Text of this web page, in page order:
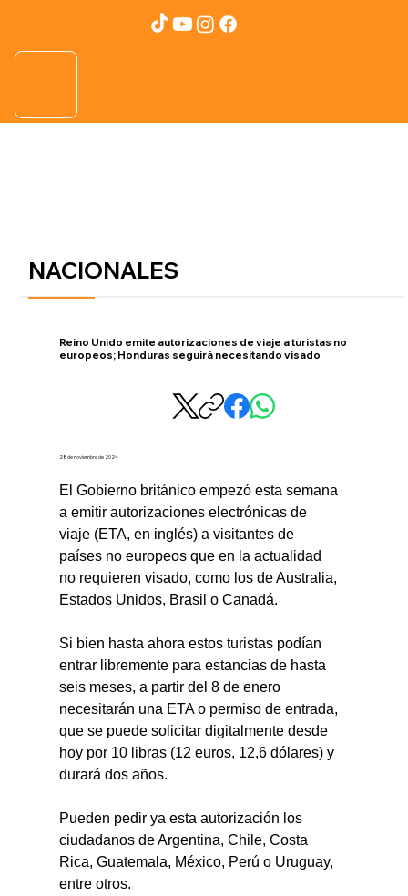
NACIONALES
Reino Unido emite autorizaciones de viaje a turistas no
europeos; Honduras seguirá necesitando visado
28 de noviembre de 2024
El Gobierno británico empezó esta semana
a emitir autorizaciones electrónicas de
viaje (ETA, en inglés) a visitantes de
países no europeos que en la actualidad
no requieren visado, como los de Australia,
Estados Unidos, Brasil o Canadá.
Si bien hasta ahora estos turistas podían
entrar libremente para estancias de hasta
seis meses, a partir del 8 de enero
necesitarán una ETA o permiso de entrada,
que se puede solicitar digitalmente desde
hoy por 10 libras (12 euros, 12,6 dólares) y
durará dos años.
Pueden pedir ya esta autorización los
ciudadanos de Argentina, Chile, Costa
Rica, Guatemala, México, Perú o Uruguay,
entre otros.